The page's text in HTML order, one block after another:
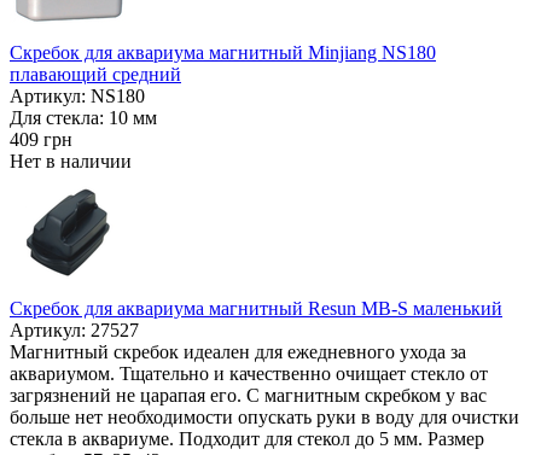
Скребок для аквариума магнитный Minjiang NS180
плавающий средний
Артикул: NS180
Для стекла: 10 мм
409 грн
Нет в наличии
Скребок для аквариума магнитный Resun MB-S маленький
Артикул: 27527
Магнитный скребок идеален для ежедневного ухода за
аквариумом. Тщательно и качественно очищает стекло от
загрязнений не царапая его. С магнитным скребком у вас
больше нет необходимости опускать руки в воду для очистки
стекла в аквариуме. Подходит для стекол до 5 мм. Размер